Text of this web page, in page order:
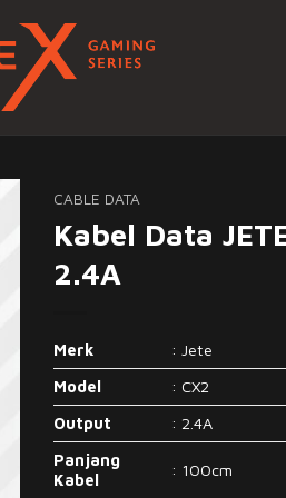
CABLE DATA
Kabel Data
2.4A
Merk
: Jete
Model
: CX2
Output
: 2.4A
Panjang
Kabel
: 100cm